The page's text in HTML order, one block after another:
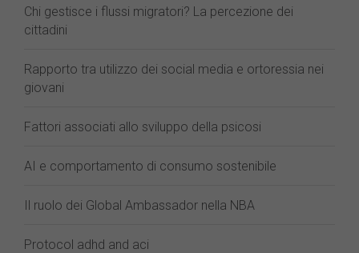
Chi gestisce i flussi migratori? La percezione dei
cittadini
Rapporto tra utilizzo dei social media e ortoressia nei
giovani
Fattori associati allo sviluppo della psicosi
AI e comportamento di consumo sostenibile
Il ruolo dei Global Ambassador nella NBA
Protocol adhd and aci